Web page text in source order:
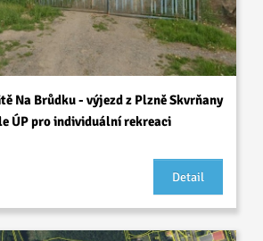
Na Brůdku - výjezd z Plzně Skvrňany
ÚP pro individuální rekreaci
Detail